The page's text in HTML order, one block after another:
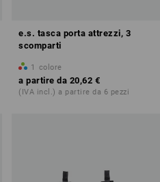
e.s. tasca porta attrezzi, 3
scomparti
1 colore
a partire da 20,62 €
(IVA incl.) a partire da 6 pezzi